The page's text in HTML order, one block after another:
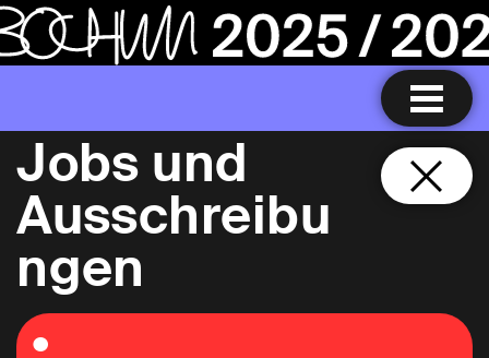
Jobs und
Ausschreibu
ngen